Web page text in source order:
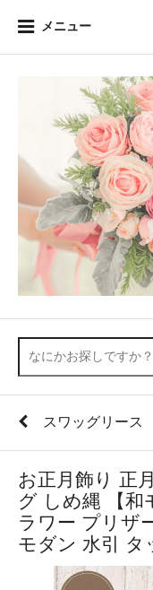
メニュー
スワッグリース
お正月飾り 正
グ しめ縄 【和
ラワー プリザ
モダン 水引 タ